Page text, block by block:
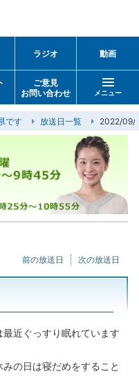
ラジオ 動画
ご意見
お問い合わせ
メニュー
です 放送日一覧 2022/09/
次の放送日
前の放送日
最近ぐっすり眠れています
みの日は寝だめをすること